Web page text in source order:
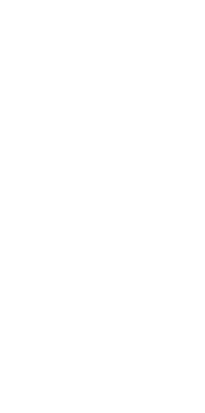
og velholdte
atmosfære i alle